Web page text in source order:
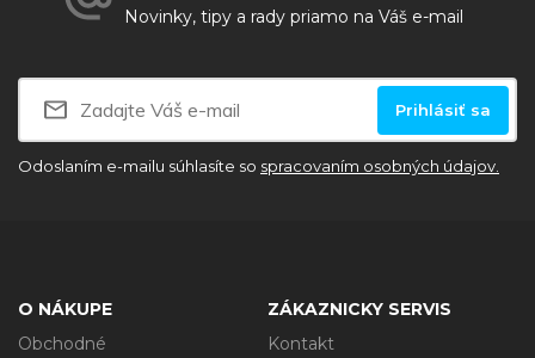
Novinky, tipy a rady priamo na Váš e-mail
Prihlásiť sa
Odoslaním e-mailu súhlasíte so spracovaním osobných údajov.
O NÁKUPE
Obchodné
ZÁKAZNICKY SERVIS
Kontakt